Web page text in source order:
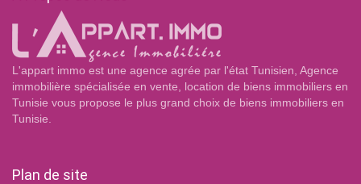
L'appart immo est une agence agrée par l'état Tunisien, Agence
immobilière spécialisée en vente, location de biens immobiliers en
Tunisie vous propose le plus grand choix de biens immobiliers en
Tunisie.
Plan de site